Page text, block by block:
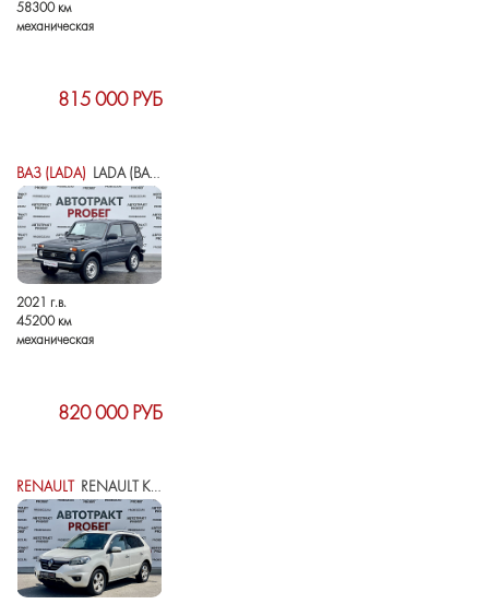
58300 км
механическая
815 000 РУБ
ВАЗ (LADA) LADA (ВАЗ) 2121 (4X4) I РЕСТАЙЛИНГ (2020)
2021 г.в.
45200 км
механическая
820 000 РУБ
RENAULT RENAULT KOLEOS I РЕСТАЙЛИНГ